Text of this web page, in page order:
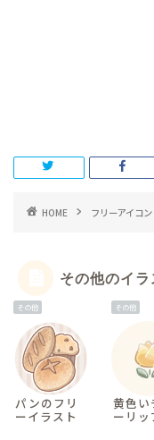
HOME フリーアイコン
その他のイラ
その他
パンのフリ
ーイラスト
その他
黄色い
ーリッ